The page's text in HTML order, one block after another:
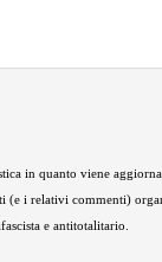
in quanto viene
i relativi commenti)
e antitotalitario.